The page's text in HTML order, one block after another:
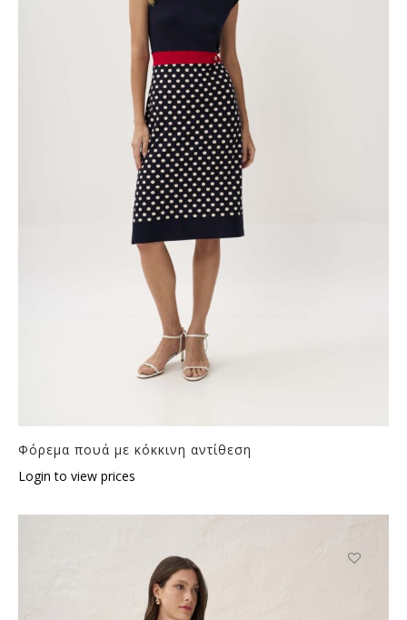
Φόρεμα πουά με κόκκινη αντίθεση
Login to view prices